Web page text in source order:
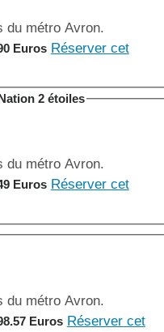
du métro Avron.
Euros Réserver cet
2 étoiles
du métro Avron.
Euros Réserver cet
du métro Avron.
Euros Réserver cet